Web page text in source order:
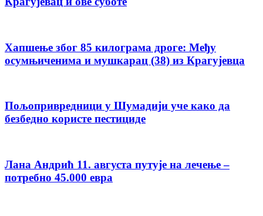
Хапшење због 85 килограма дроге: Међу
осумњиченима и мушкарац (38) из Крагујевца
Пољопривредници у Шумадији уче како да
безбедно користе пестициде
Лана Андрић 11. августа путује на лечење –
потребно 45.000 евра